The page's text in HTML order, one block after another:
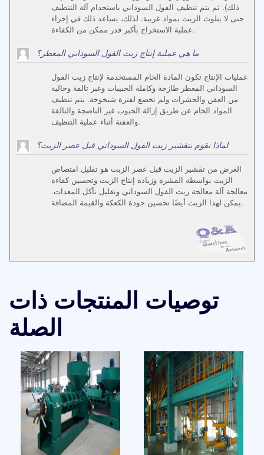
ذلك). ثم يتم تنظيف الفول السوداني باستخدام آلة التنظيف
حتى لا يتلوث الزيت بمواد غريبة. لذلك، يساعد ذلك في إجراء
عملية الاستخراج بأكبر قدر ممكن من الكفاءة.
ما هي عملية إنتاج زيت الفول السوداني المعطر؟
عمليات الإنتاج تكون المادة الخام المستخدمة لإنتاج زيت الفول
السوداني المعطر طازجة وكاملة الحبيبات وغير تالفة وخالية
من العفن والحشرات ولم تخضع لفترة شيخوخة. يتم تنظيف
المواد الخام عن طريق إزالة الحبوب غير الناضجة والتالفة
والعفنة أثناء عملية التنظيف.
لماذا نقوم بتقشير زيت الفول السوداني قبل عصر الزيت؟
الغرض من تقشير الزيت قبل عصر الزيت هو تقليل امتصاص
الزيت بواسطة القشرة وزيادة إنتاج الزيت وتحسين كفاءة
معالجة آلة معالجة زيت الفول السوداني وتقليل تآكل المعدات.
يمكن لهذا الزيت أيضًا تحسين جودة الكعكة والقيمة المضافة.
توصيات المنتجات ذات
الصلة